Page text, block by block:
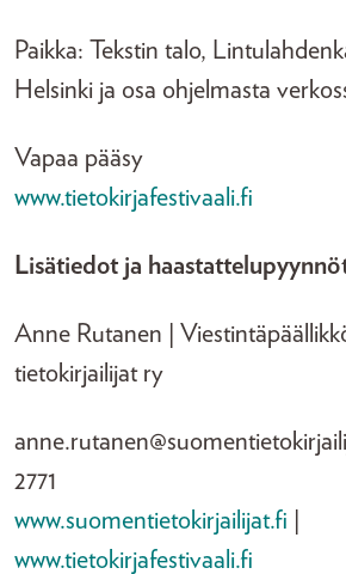
Paikka: Tekstin talo,
Helsinki ja osa ohjelmasta
Vapaa pääsy
www.tietokirjafestivaali.fi
Lisätiedot ja
Anne Rutanen |
tietokirjailijat ry
2771
www.suomentietokirjailijat.fi
www.tietokirjafestivaali.fi